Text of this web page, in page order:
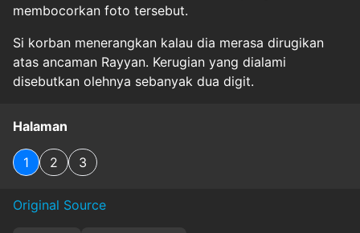
membocorkan foto tersebut.
Si korban menerangkan kalau dia merasa dirugikan
atas ancaman Rayyan. Kerugian yang dialami
disebutkan olehnya sebanyak dua digit.
Halaman
1 2 3
Original Source